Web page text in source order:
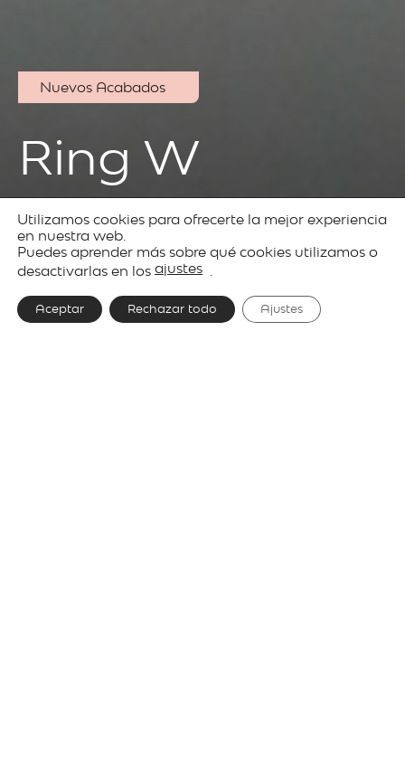
Nuevos Acabados
Ring W
ProductosDecorative
lighting
Utilizamos cookies para ofrecerte la mejor experiencia
en nuestra web.
Puedes aprender más sobre qué cookies utilizamos o
desactivarlas en los ajustes
Aceptar Rechazar todo Ajustes